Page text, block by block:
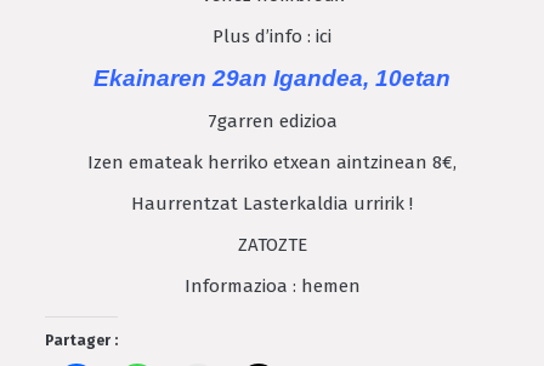
Plus d’info : ici
Ekainaren 29an Igandea, 10etan
7garren edizioa
Izen emateak herriko etxean aintzinean 8€,
Haurrentzat Lasterkaldia urririk !
ZATOZTE
Informazioa : hemen
Partager :